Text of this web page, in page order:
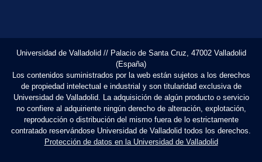
Universidad de Valladolid // Palacio de Santa Cruz, 47002 Valladolid
(España)
Los contenidos suministrados por la web están sujetos a los derechos
de propiedad intelectual e industrial y son titularidad exclusiva de
Universidad de Valladolid. La adquisición de algún producto o servicio
no confiere al adquiriente ningún derecho de alteración, explotación,
reproducción o distribución del mismo fuera de lo estrictamente
contratado reservándose Universidad de Valladolid todos los derechos.
Protección de datos en la Universidad de Valladolid